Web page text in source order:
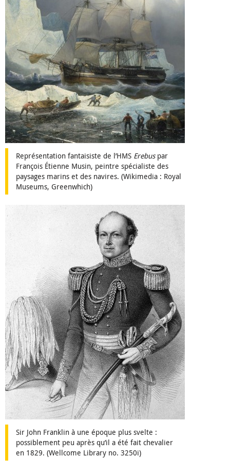
Représentation fantaisiste de l’HMS Erebuspar
François Étienne Musin, peintre spécialiste des
paysages marins et des navires. (Wikimedia : Royal
Museums, Greenwhich)
Sir John Franklin à une époque plus svelte :
possiblement peu après qu’il a été fait chevalier
en 1829. (Wellcome Library no. 3250i)